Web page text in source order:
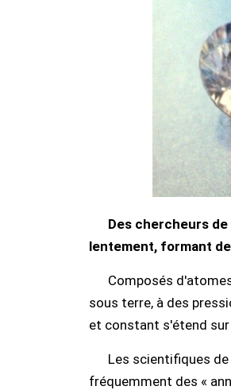
Des chercheurs
lentement, formant
Composés
sous terre, à des
et constant s'étend
Les scientifiques
fréquemment des «